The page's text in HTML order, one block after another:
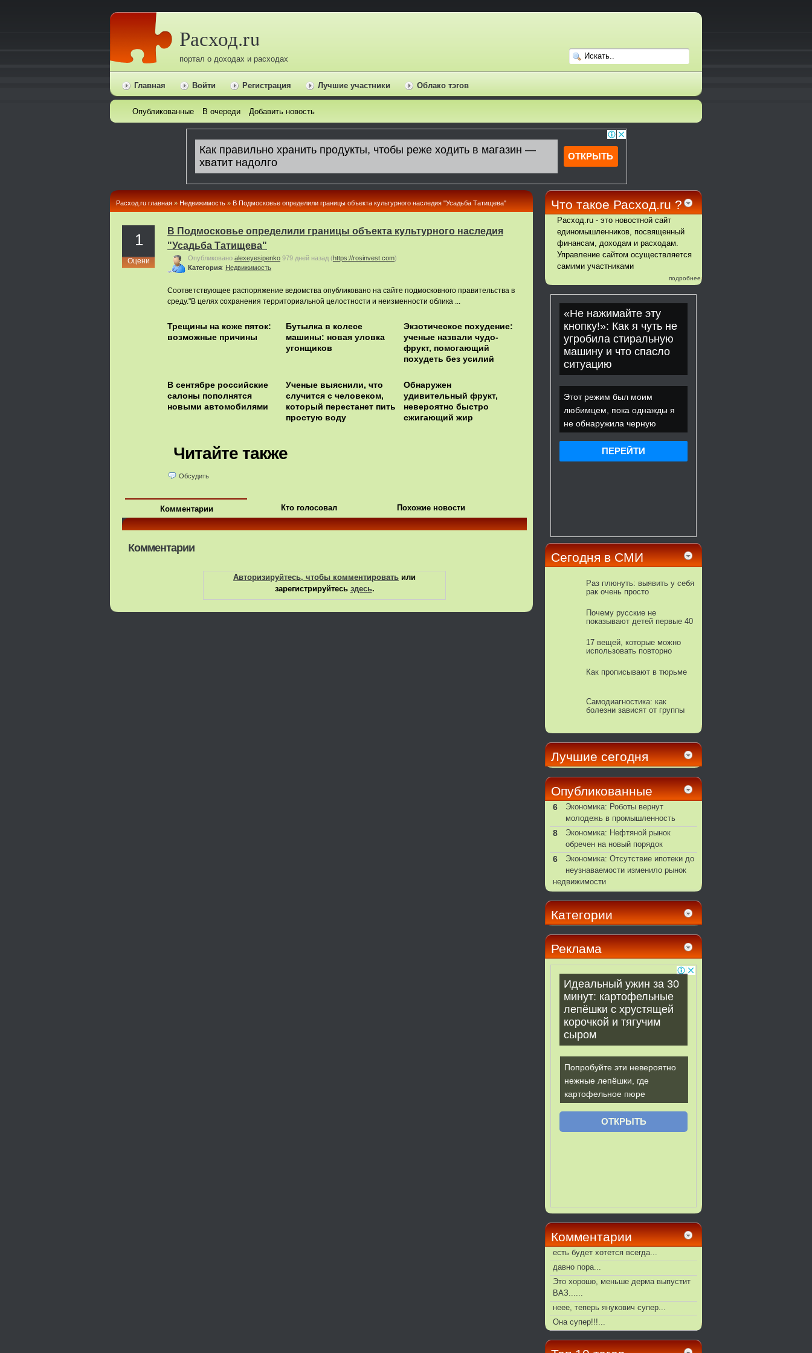
Расход.ru
портал о доходах и расходах
Главная Войти Регистрация Лучшие участники Облако тэгов
Опубликованные В очереди Добавить новость
Расход.ru главная » Недвижимость » В Подмосковье определили границы объекта культурного наследия "Усадьба Татищева"
1
Оцени
В Подмосковье определили границы объекта культурного наследия
"Усадьба Татищева"
Опубликовано alexeyesipenko 979 дней назад (https://rosinvest.com)
Категория: Недвижимость
Соответствующее распоряжение ведомства опубликовано на сайте подмосковного правительства в
среду."В целях сохранения территориальной целостности и неизменности облика ...
Трещины на коже пяток:
возможные причины
Бутылка в колесе
машины: новая уловка
угонщиков
Экзотическое похудение:
ученые назвали чудо-
фрукт, помогающий
похудеть без усилий
В сентябре российские
салоны пополнятся
новыми автомобилями
Ученые выяснили, что
случится с человеком,
который перестанет пить
простую воду
Обнаружен
удивительный фрукт,
невероятно быстро
сжигающий жир
Читайте также
Обсудить
Комментарии Кто голосовал Похожие новости
Комментарии
Авторизируйтесь, чтобы комментировать или
зарегистрируйтесь здесь.
Что такое Расход.ru ?
Расход.ru - это новостной сайт
единомышленников, посвященный
финансам, доходам и расходам.
Управление сайтом осуществляется
самими участниками
подробнее
Сегодня в СМИ
Раз плюнуть: выявить у себя
рак очень просто
Почему русские не
показывают детей первые 40
17 вещей, которые можно
использовать повторно
Как прописывают в тюрьме
Самодиагностика: как
болезни зависят от группы
Лучшие сегодня
Опубликованные
6
Экономика: Роботы вернут
молодежь в промышленность
8
Экономика: Нефтяной рынок
обречен на новый порядок
6
Экономика: Отсутствие ипотеки до
неузнаваемости изменило рынок
недвижимости
Категории
Реклама
Комментарии
есть будет хотется всегда...
давно пора...
Это хорошо, меньше дерма выпустит
ВАЗ......
неее, теперь янукович супер...
Она супер!!!...